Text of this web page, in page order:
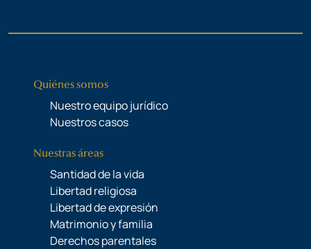
Quiénes somos
Nuestro equipo jurídico
Nuestros casos
Nuestras áreas
Santidad de la vida
Libertad religiosa
Libertad de expresión
Matrimonio y familia
Derechos parentales